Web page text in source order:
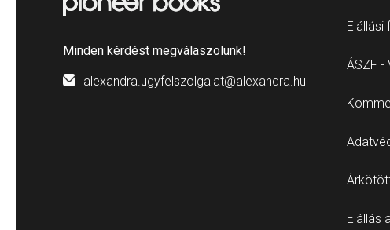
Minden kérdést megválaszolunk!
alexandra.ugyfelszolgalat@alexandra.hu
Elállási
ÁSZF -
Elállás